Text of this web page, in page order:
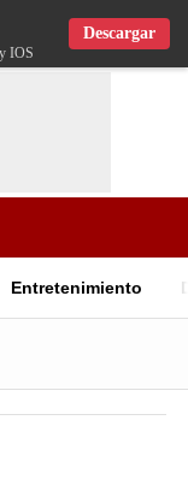
IOS
Descargar
Entretenimiento